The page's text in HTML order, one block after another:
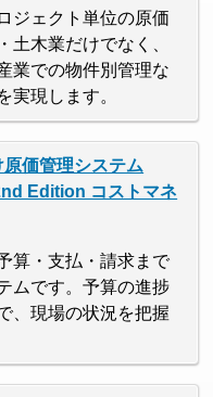
ジェクト単位の原価
土木業だけでなく、
業での物件別管理な
実現します。
価管理システム
Edition コストマネ
算・支払・請求まで
ムです。予算の進捗
、現場の状況を把握